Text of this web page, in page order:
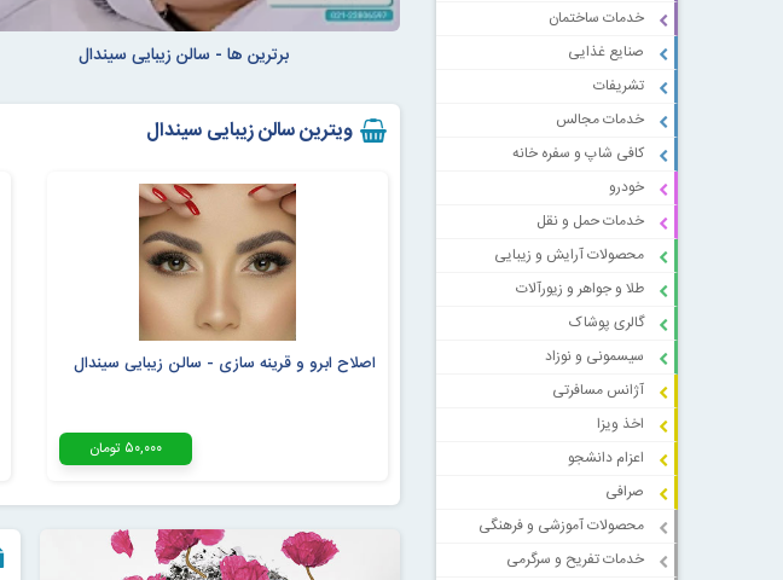
خدمات ساختمان
صنایع غذایی
تشریفات
خدمات مجالس
کافی شاپ و سفره خانه
خودرو
خدمات حمل و نقل
محصولات آرایش و زیبایی
طلا و جواهر و زیورآلات
گالری پوشاک
سیسمونی و نوزاد
آژانس مسافرتی
اخذ ویزا
اعزام دانشجو
صرافی
محصولات آموزشی و فرهنگی
خدمات تفریح و سرگرمی
برترین ها - سالن زیبایی سیندال
ویترین سالن زیبایی سیندال
اصلاح ابرو و قرینه سازی - سالن زیبایی سیندال
۵۰,۰۰۰ تومان